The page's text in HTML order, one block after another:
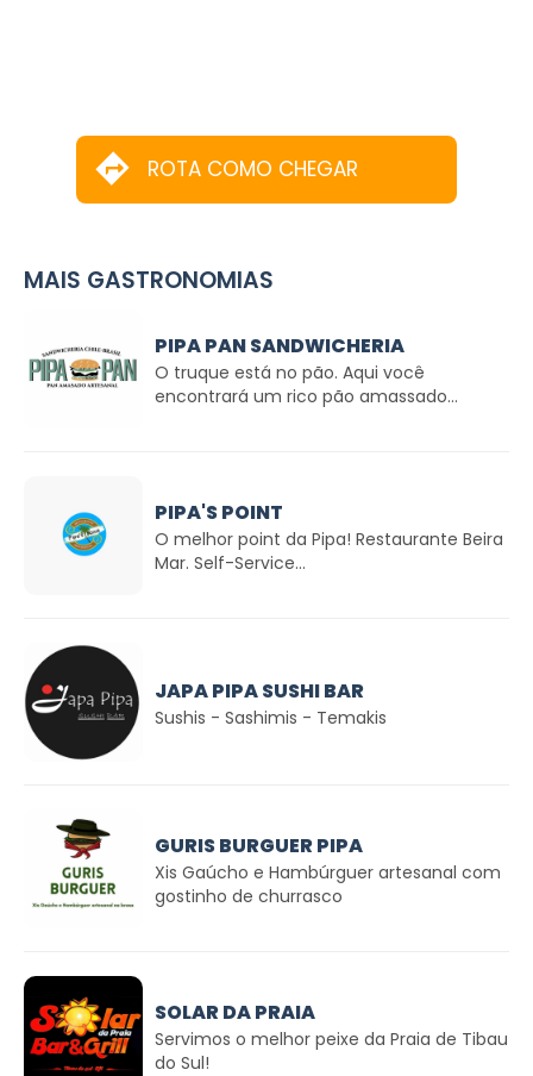
ROTA COMO CHEGAR
MAIS GASTRONOMIAS
PIPA PAN SANDWICHERIA
O truque está no pão. Aqui você
encontrará um rico pão amassado...
PIPA'S POINT
O melhor point da Pipa! Restaurante Beira
Mar. Self-Service...
JAPA PIPA SUSHI BAR
Sushis - Sashimis - Temakis
GURIS BURGUER PIPA
Xis Gaúcho e Hambúrguer artesanal com
gostinho de churrasco
SOLAR DA PRAIA
Servimos o melhor peixe da Praia de Tibau
do Sul!